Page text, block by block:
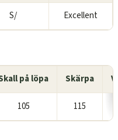
S/ Excellent
på löpa Skärpa
105 115